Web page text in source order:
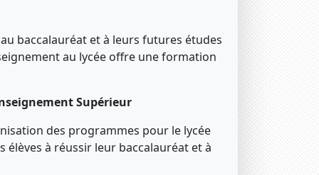
baccalauréat et à leurs futures études
au lycée offre une formation
Supérieur
des programmes pour le lycée
à réussir leur baccalauréat et à